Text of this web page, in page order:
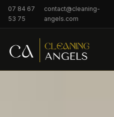
07 84 67
53 75
contact@cleaning-
angels.com